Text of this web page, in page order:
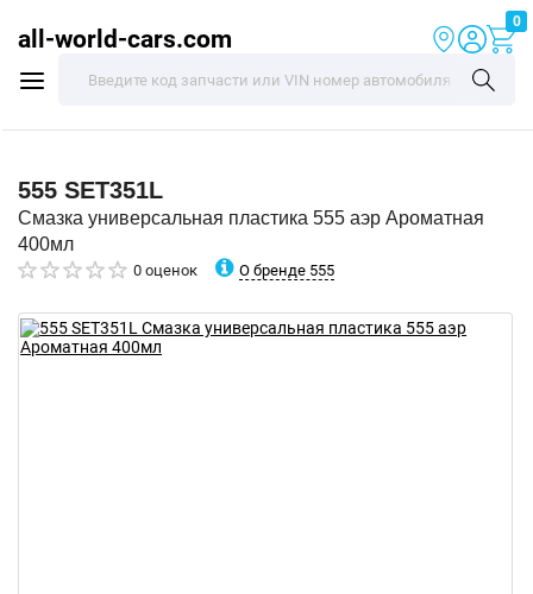
all-world-cars.com
0
555 SET351L
Смазка универсальная пластика 555 аэр Ароматная
400мл
0 оценок О бренде 555